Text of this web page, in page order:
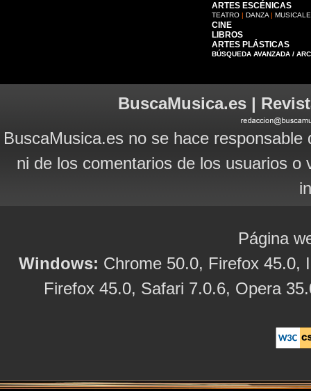
ARTES ESCÉNICAS
TEATRO | DANZA |
CINE
LIBROS
ARTES PLÁSTICAS
BÚSQUEDA AVANZADA /
BuscaMusica.es |
BuscaMusica.es no se hace
ni de los comentarios de los usuarios
Página
Windows: Chrome 50.0, Firefox 45.0,
Firefox 45.0, Safari 7.0.6, Opera